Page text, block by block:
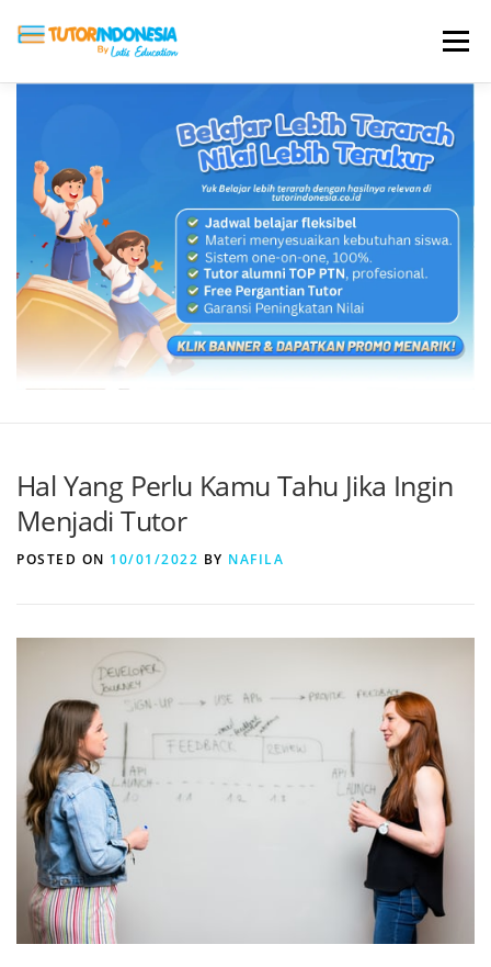
Menu
ABOUT US JADI PENGAJAR
BIAYA LES TESTIMONI PROFIL ALUMNI
BLOG DAFTAR SEKOLAH
Hal Yang Perlu Kamu Tahu Jika Ingin
Menjadi Tutor
POSTED ON 10/01/2022 BY NAFILA